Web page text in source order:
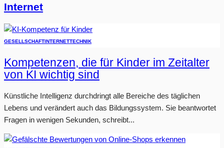
Internet
GESELLSCHAFTINTERNETTECHNIK
Kompetenzen, die für Kinder im Zeitalter
von KI wichtig sind
Künstliche Intelligenz durchdringt alle Bereiche des täglichen
Lebens und verändert auch das Bildungssystem. Sie beantwortet
Fragen in wenigen Sekunden, schreibt...